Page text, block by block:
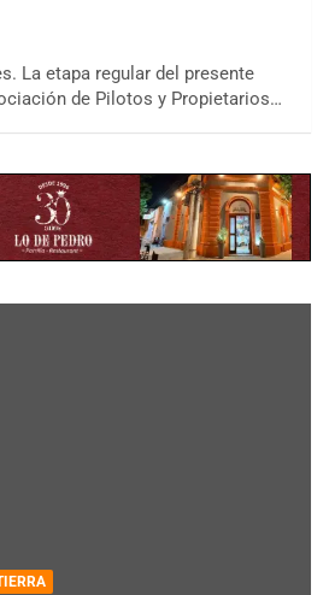
La etapa regular del presente
de Pilotos y Propietarios…